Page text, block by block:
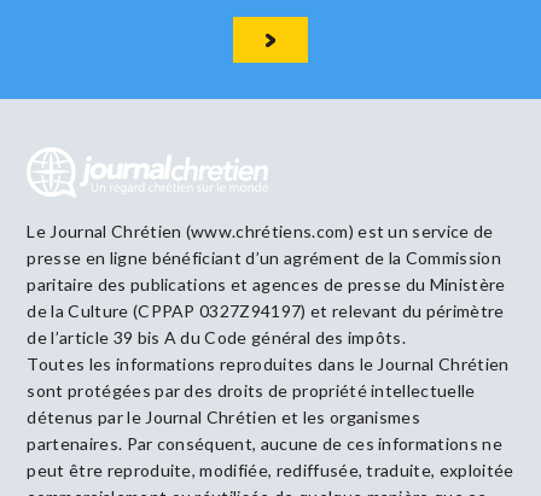
Le Journal Chrétien (www.chrétiens.com) est un service de
presse en ligne bénéficiant d’un agrément de la Commission
paritaire des publications et agences de presse du Ministère
de la Culture (CPPAP 0327Z94197) et relevant du périmètre
de l’article 39 bis A du Code général des impôts.
Toutes les informations reproduites dans le Journal Chrétien
sont protégées par des droits de propriété intellectuelle
détenus par le Journal Chrétien et les organismes
partenaires. Par conséquent, aucune de ces informations ne
peut être reproduite, modifiée, rediffusée, traduite, exploitée